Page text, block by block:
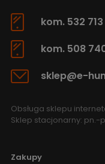
kom. 532
kom. 508
sklep@e-
Obsługa sklepu
Sklep stacjonarny: pn.-
Zakupy